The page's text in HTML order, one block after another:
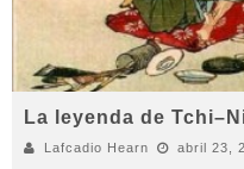
La leyenda de
Lafcadio Hearn abril 23,